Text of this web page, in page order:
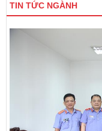
TIN TỨC NGÀNH